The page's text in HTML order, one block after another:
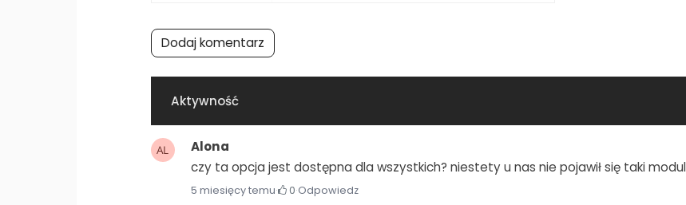
Dodaj komentarz
Aktywność
Alona
czy ta opcja jest dostępna dla wszystkich? niestety u nas nie pojawił się taki modul
5 miesięcy temu· 0·Odpowiedz